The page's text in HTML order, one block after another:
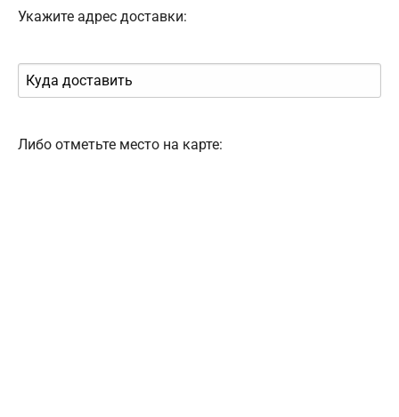
Укажите адрес доставки:
Либо отметьте место на карте: